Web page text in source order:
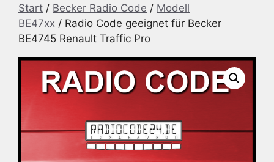
Start / Becker Radio Code / Modell
BE47xx / Radio Code geeignet für Becker
BE4745 Renault Traffic Pro